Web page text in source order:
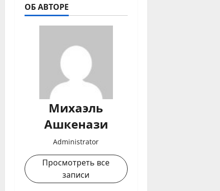
ОБ АВТОРЕ
Михаэль
Ашкенази
Administrator
Просмотреть все
записи